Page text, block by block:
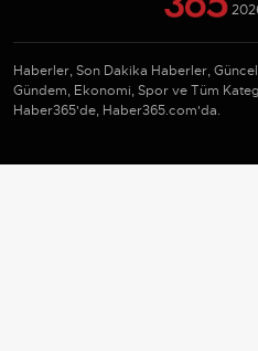
Haberler, Son Dakika Haberler,
Gündem, Ekonomi, Spor ve Tüm
Haber365'de, Haber365.com'da.